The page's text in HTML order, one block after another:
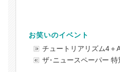
お笑いのイベント
チュートリアリズム4＋
ザ･ニュースペーパー 特